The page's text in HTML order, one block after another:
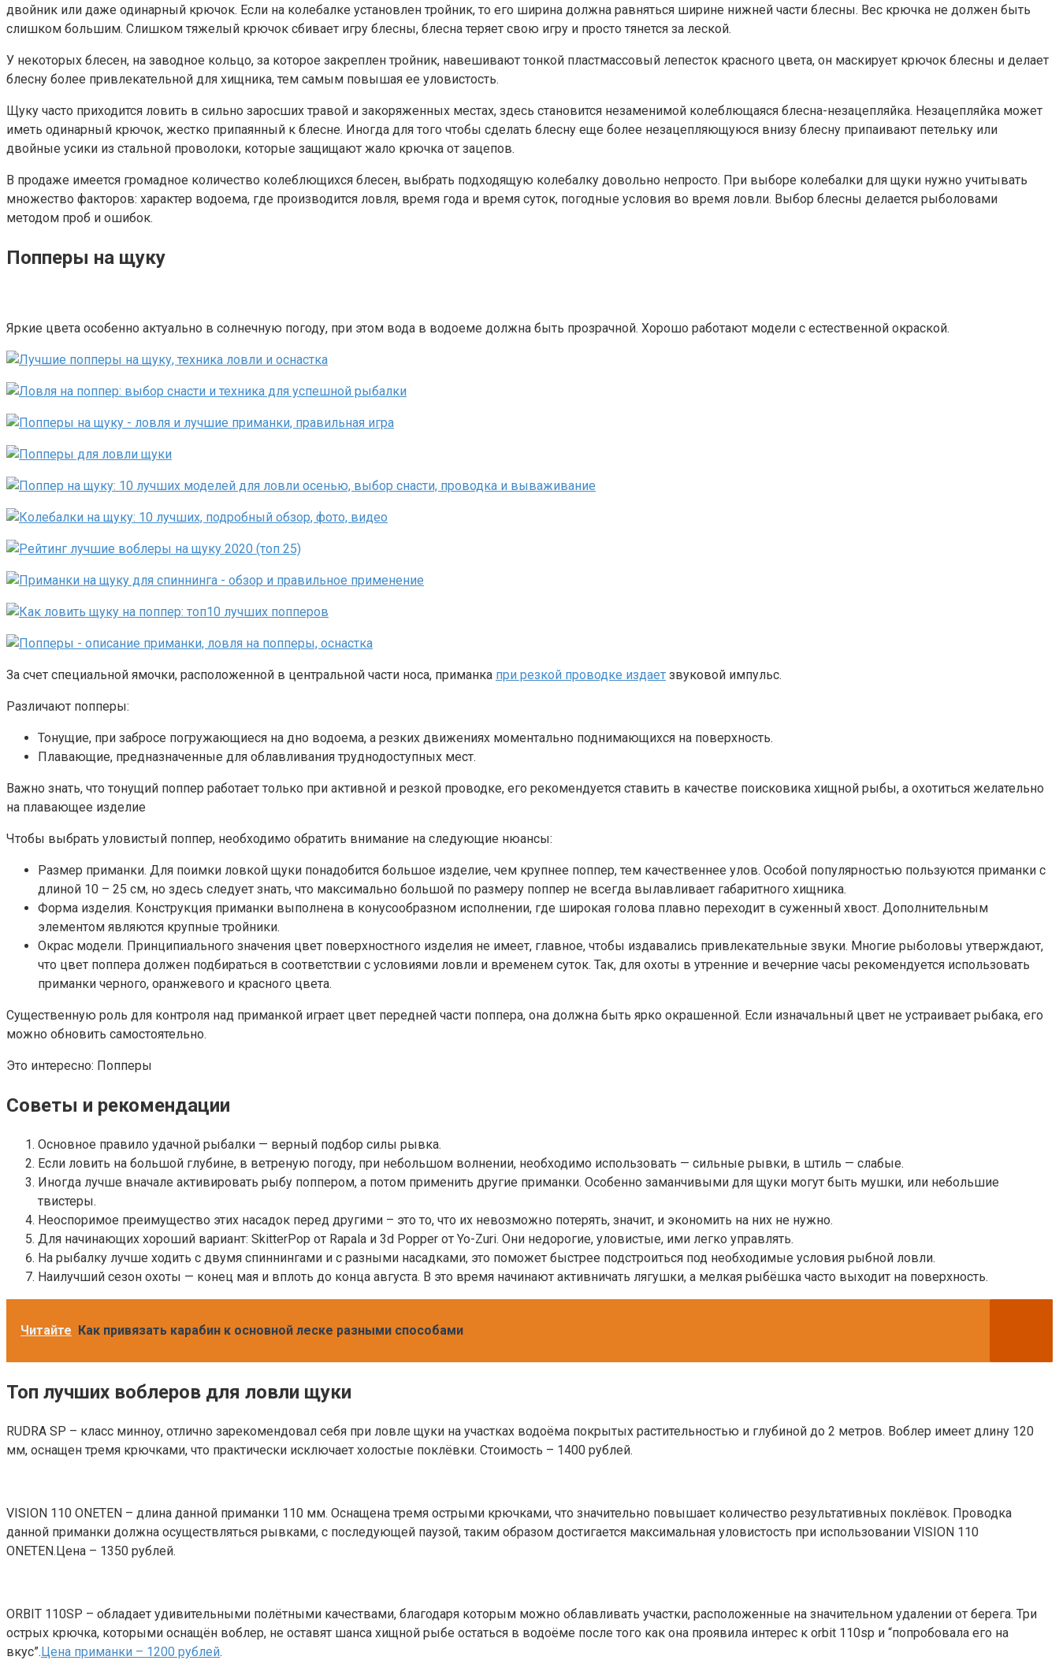
двойник или даже одинарный крючок. Если на колебалке установлен тройник, то его ширина должна равняться ширине нижней части блесны. Вес крючка не должен быть
слишком большим. Слишком тяжелый крючок сбивает игру блесны, блесна теряет свою игру и просто тянется за леской.
У некоторых блесен, на заводное кольцо, за которое закреплен тройник, навешивают тонкой пластмассовый лепесток красного цвета, он маскирует крючок блесны и делает
блесну более привлекательной для хищника, тем самым повышая ее уловистость.
Щуку часто приходится ловить в сильно заросших травой и закоряженных местах, здесь становится незаменимой колеблющаяся блесна-незацепляйка. Незацепляйка может
иметь одинарный крючок, жестко припаянный к блесне. Иногда для того чтобы сделать блесну еще более незацепляющуюся внизу блесну припаивают петельку или
двойные усики из стальной проволоки, которые защищают жало крючка от зацепов.
В продаже имеется громадное количество колеблющихся блесен, выбрать подходящую колебалку довольно непросто. При выборе колебалки для щуки нужно учитывать
множество факторов: характер водоема, где производится ловля, время года и время суток, погодные условия во время ловли. Выбор блесны делается рыболовами
методом проб и ошибок.
Попперы на щуку
Яркие цвета особенно актуально в солнечную погоду, при этом вода в водоеме должна быть прозрачной. Хорошо работают модели с естественной окраской.
За счет специальной ямочки, расположенной в центральной части носа, приманка при резкой проводке издает звуковой импульс.
Различают попперы:
Тонущие, при забросе погружающиеся на дно водоема, а резких движениях моментально поднимающихся на поверхность.
Плавающие, предназначенные для облавливания труднодоступных мест.
Важно знать, что тонущий поппер работает только при активной и резкой проводке, его рекомендуется ставить в качестве поисковика хищной рыбы, а охотиться желательно
на плавающее изделие
Чтобы выбрать уловистый поппер, необходимо обратить внимание на следующие нюансы:
Размер приманки. Для поимки ловкой щуки понадобится большое изделие, чем крупнее поппер, тем качественнее улов. Особой популярностью пользуются приманки с
длиной 10 – 25 см, но здесь следует знать, что максимально большой по размеру поппер не всегда вылавливает габаритного хищника.
Форма изделия. Конструкция приманки выполнена в конусообразном исполнении, где широкая голова плавно переходит в суженный хвост. Дополнительным
элементом являются крупные тройники.
Окрас модели. Принципиального значения цвет поверхностного изделия не имеет, главное, чтобы издавались привлекательные звуки. Многие рыболовы утверждают,
что цвет поппера должен подбираться в соответствии с условиями ловли и временем суток. Так, для охоты в утренние и вечерние часы рекомендуется использовать
приманки черного, оранжевого и красного цвета.
Существенную роль для контроля над приманкой играет цвет передней части поппера, она должна быть ярко окрашенной. Если изначальный цвет не устраивает рыбака, его
можно обновить самостоятельно.
Это интересно: Попперы
Советы и рекомендации
Основное правило удачной рыбалки — верный подбор силы рывка.
Если ловить на большой глубине, в ветреную погоду, при небольшом волнении, необходимо использовать — сильные рывки, в штиль — слабые.
Иногда лучше вначале активировать рыбу поппером, а потом применить другие приманки. Особенно заманчивыми для щуки могут быть мушки, или небольшие
твистеры.
Неоспоримое преимущество этих насадок перед другими – это то, что их невозможно потерять, значит, и экономить на них не нужно.
Для начинающих хороший вариант: SkitterPop от Rapala и 3d Popper от Yo-Zuri. Они недорогие, уловистые, ими легко управлять.
На рыбалку лучше ходить с двумя спиннингами и с разными насадками, это поможет быстрее подстроиться под необходимые условия рыбной ловли.
Наилучший сезон охоты — конец мая и вплоть до конца августа. В это время начинают активничать лягушки, а мелкая рыбёшка часто выходит на поверхность.
Читайте Как привязать карабин к основной леске разными способами
Топ лучших воблеров для ловли щуки
RUDRA SP – класс минноу, отлично зарекомендовал себя при ловле щуки на участках водоёма покрытых растительностью и глубиной до 2 метров. Воблер имеет длину 120
мм, оснащен тремя крючками, что практически исключает холостые поклёвки. Стоимость – 1400 рублей.
VISION 110 ONETEN – длина данной приманки 110 мм. Оснащена тремя острыми крючками, что значительно повышает количество результативных поклёвок. Проводка
данной приманки должна осуществляться рывками, с последующей паузой, таким образом достигается максимальная уловистость при использовании VISION 110
ONETEN.Цена – 1350 рублей.
ORBIT 110SP – обладает удивительными полётными качествами, благодаря которым можно облавливать участки, расположенные на значительном удалении от берега. Три
острых крючка, которыми оснащён воблер, не оставят шанса хищной рыбе остаться в водоёме после того как она проявила интерес к orbit 110sp и “попробовала его на
вкус”.Цена приманки – 1200 рублей.